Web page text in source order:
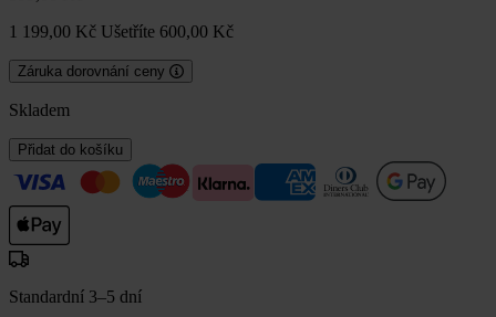
1 199,00 Kč Ušetříte 600,00 Kč
Záruka dorovnání ceny
Skladem
Přidat do košíku
Standardní 3–5 dní